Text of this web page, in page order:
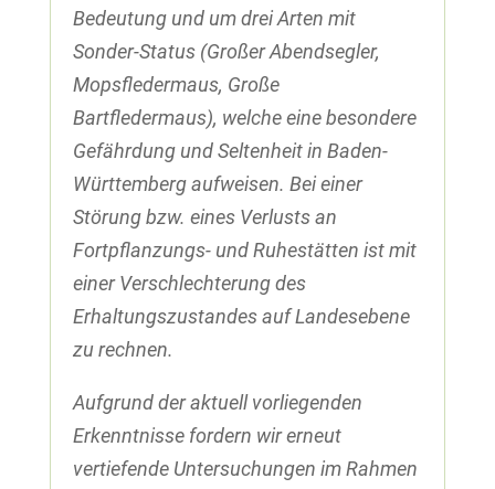
Bedeutung und um drei Arten mit
Sonder-Status (Großer Abendsegler,
Mopsfledermaus, Große
Bartfledermaus), welche eine besondere
Gefährdung und Seltenheit in Baden-
Württemberg aufweisen. Bei einer
Störung bzw. eines Verlusts an
Fortpflanzungs- und Ruhestätten ist mit
einer Verschlechterung des
Erhaltungszustandes auf Landesebene
zu rechnen.
Aufgrund der aktuell vorliegenden
Erkenntnisse fordern wir erneut
vertiefende Untersuchungen im Rahmen